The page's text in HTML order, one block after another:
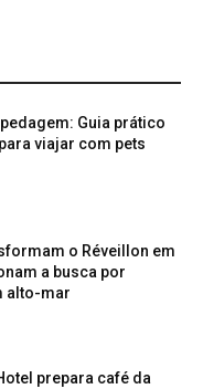
Guia prático
viajar com pets
o Réveillon em
a busca por
alto-mar
prepara café da